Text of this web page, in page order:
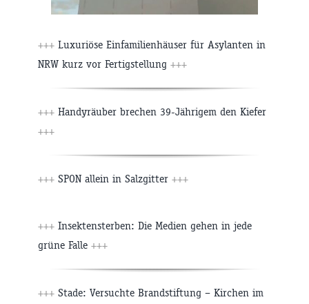
+++ Luxuriöse Einfamilienhäuser für Asylanten in
NRW kurz vor Fertigstellung +++
+++ Handyräuber brechen 39-Jährigem den Kiefer
+++
+++ SPON allein in Salzgitter +++
+++ Insektensterben: Die Medien gehen in jede
grüne Falle +++
+++ Stade: Versuchte Brandstiftung – Kirchen im